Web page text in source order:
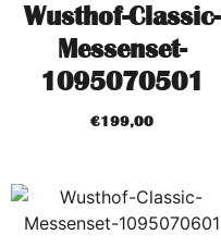
Wusthof-Classic-
Messenset-
1095070501
€199,00